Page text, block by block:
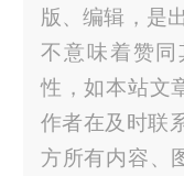
版、编辑，是
不意味着赞
性，如本站文
作者在及时联
方所有内容、